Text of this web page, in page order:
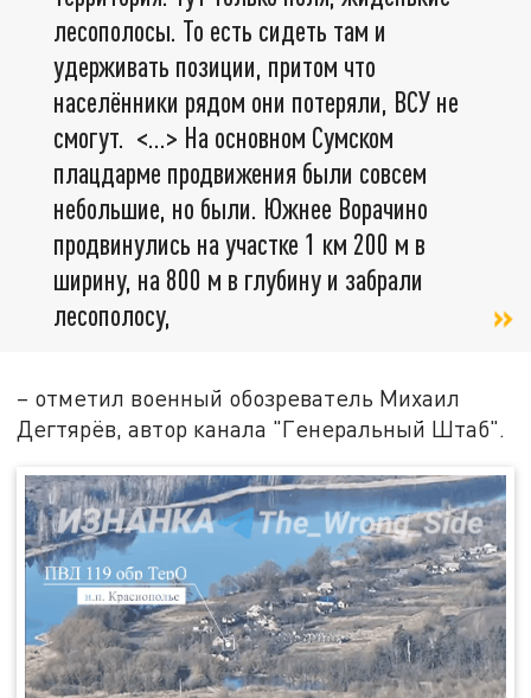
лесополосы. То есть сидеть там и
удерживать позиции, притом что
населённики рядом они потеряли, ВСУ не
смогут. <…> На основном Сумском
плацдарме продвижения были совсем
небольшие, но были. Южнее Ворачино
продвинулись на участке 1 км 200 м в
ширину, на 800 м в глубину и забрали
лесополосу,
– отметил военный обозреватель Михаил
Дегтярёв, автор канала "Генеральный Штаб".